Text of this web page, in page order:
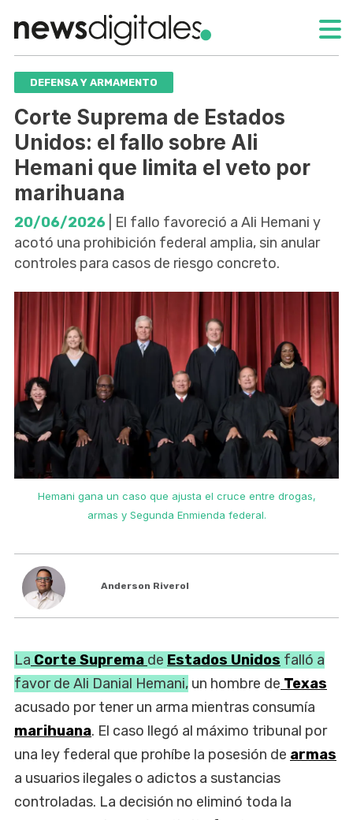
DEFENSA Y ARMAMENTO
Corte Suprema de Estados
Unidos: el fallo sobre Ali
Hemani que limita el veto por
marihuana
20/06/2026 | El fallo favoreció a Ali Hemani y
acotó una prohibición federal amplia, sin anular
controles para casos de riesgo concreto.
Hemani gana un caso que ajusta el cruce entre drogas,
armas y Segunda Enmienda federal.
Anderson Riverol
La Corte Suprema de Estados Unidos falló a
favor de Ali Danial Hemani, un hombre de Texas
acusado por tener un arma mientras consumía
marihuana. El caso llegó al máximo tribunal por
una ley federal que prohíbe la posesión de armas
a usuarios ilegales o adictos a sustancias
controladas. La decisión no eliminó toda la